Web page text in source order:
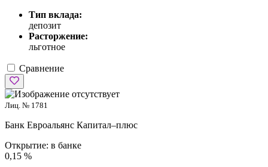
Тип вклада:
депозит
Расторжение:
льготное
Сравнение
Лиц. № 1781
Банк Евроальянс Капитал–плюс
Открытие: в банке
0,15 %